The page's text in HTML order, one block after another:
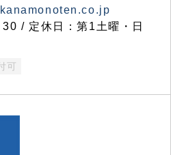
/ 定休日：第1土曜・日
可